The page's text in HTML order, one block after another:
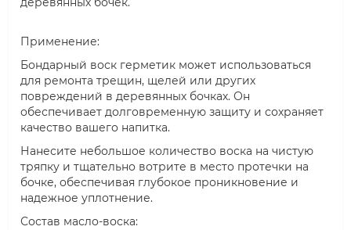
Применение:
Бондарный воск герметик может использоваться
для ремонта трещин, щелей или других
повреждений в деревянных бочках. Он
обеспечивает долговременную защиту и сохраняет
качество вашего напитка.
Нанесите небольшое количество воска на чистую
тряпку и тщательно вотрите в место протечки на
бочке, обеспечивая глубокое проникновение и
надежное уплотнение.
Состав масло-воска: